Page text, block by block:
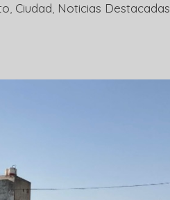
, Ciudad, Noticias Destacadas